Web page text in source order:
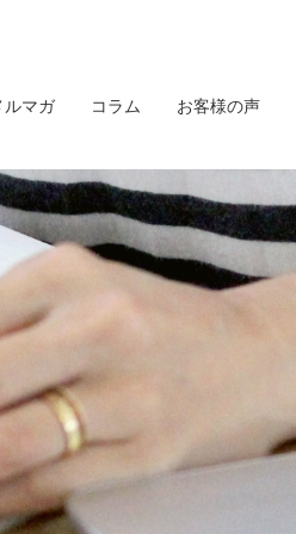
ルマガ コラム お客様の声